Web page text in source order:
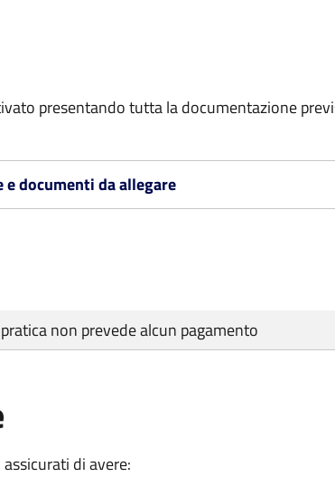
presentando tutta la documentazione
documenti da allegare
non prevede alcun pagamento
di avere: